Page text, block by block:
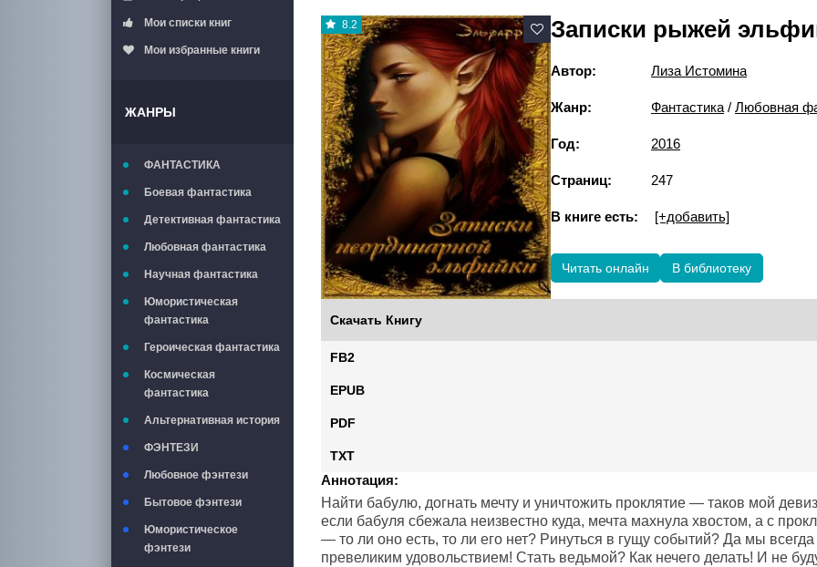
Мои списки книг
Мои избранные книги
ЖАНРЫ
ФАНТАСТИКА
Боевая фантастика
Детективная фантастика
Любовная фантастика
Научная фантастика
Юмористическая
фантастика
Героическая фантастика
Космическая
фантастика
Альтернативная история
ФЭНТЕЗИ
Любовное фэнтези
Бытовое фэнтези
Юмористическое
фэнтези
8.2 Записки рыжей
Автор: Лиза Истомина
Жанр: Фантастика / Любовная
Год: 2016
Страниц: 247
В книге есть: [+добавить]
Читать онлайн В библиотеку
Скачать Книгу
FB2
EPUB
PDF
TXT
Аннотация:
Найти бабулю, догнать мечту и уничтожить проклятие — таков мой
если бабуля сбежала неизвестно куда, мечта махнула хвостом, а с
— то ли оно есть, то ли его нет? Ринуться в гущу событий? Да мы
превеликим удовольствием! Стать ведьмой? Как нечего делать! И не